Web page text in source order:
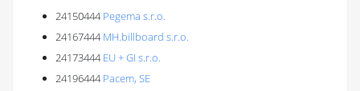
24150444 Pegema s.r.o.
24167444 MH.billboard s.r.o.
24173444 EU + GI s.r.o.
24196444 Pacem, SE